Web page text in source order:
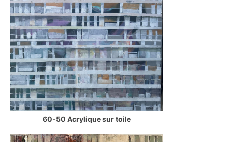
60-50 Acrylique sur toile